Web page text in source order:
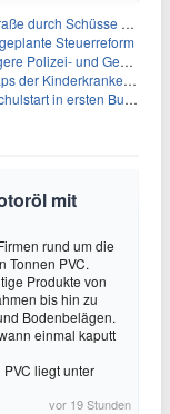
Schüsse getötet
Steuerreform
Geheimdienstkooperation
Kinderkrankenpflege
in ersten Bundesländern
mit
rund um die
Tonnen PVC.
Produkte von
bis hin zu
Bodenbelägen.
einmal kaputt
liegt unter
vor 19 Stunden